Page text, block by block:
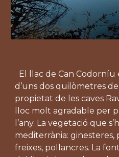
El llac de Can Codorníu
d’uns dos quilòmetres
propietat de les caves
lloc molt agradable per
l’any. La vegetació que
mediterrània: ginesteres,
freixes, pollancres. La